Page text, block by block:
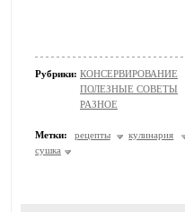
Рубрики: КОНСЕРВИРОВАНИЕ
ПОЛЕЗНЫЕ СОВЕТЫ
РАЗНОЕ
Метки: рецепты
кулинария
сушка